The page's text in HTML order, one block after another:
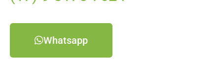
Whatsapp